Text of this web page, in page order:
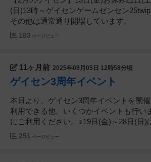
(日)13時～ゲイセンゲームゼンセン
その他は通常通り開場しています。
183 ページビュー
11ヶ月前 2025年09月05日 12時58分頃
ゲイセン3周年イベント
本日より、ゲイセン3周年イベントを開
利用できる他、いくつかイベントも行い
にご利用ください。※19日(金)～28日(日)
251 ページビュー